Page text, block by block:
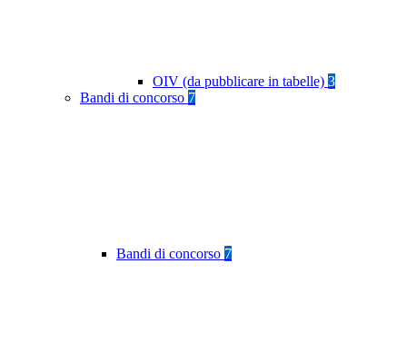
OIV (da pubblicare in tabelle) 3
Bandi di concorso 7
Bandi di concorso 7